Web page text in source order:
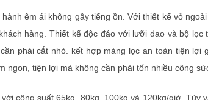
êm ái không gây tiếng ồn. Với thiết kế vỏ
hàng. Thiết kế độc đáo với lưỡi dao và bộ lọc
phải cắt nhỏ. kết hợp màng lọc an toàn tiện lợi
tiện lợi mà không cần phải tốn nhiều công
công suất 65kg, 80kg, 100kg và 120kg/giờ. Tùy